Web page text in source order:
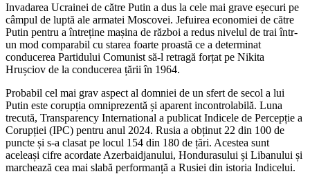
Invadarea Ucrainei de către Putin a dus la cele mai grave eșecuri pe
câmpul de luptă ale armatei Moscovei. Jefuirea economiei de către
Putin pentru a întreține mașina de război a redus nivelul de trai într-
un mod comparabil cu starea foarte proastă ce a determinat
conducerea Partidului Comunist să-l retragă forțat pe Nikita
Hrușciov de la conducerea țării în 1964.
Probabil cel mai grav aspect al domniei de un sfert de secol a lui
Putin este corupția omniprezentă și aparent incontrolabilă. Luna
trecută, Transparency International a publicat Indicele de Percepție a
Corupției (IPC) pentru anul 2024. Rusia a obținut 22 din 100 de
puncte și s-a clasat pe locul 154 din 180 de țări. Acestea sunt
aceleași cifre acordate Azerbaidjanului, Hondurasului și Libanului și
marchează cea mai slabă performanță a Rusiei din istoria Indicelui.